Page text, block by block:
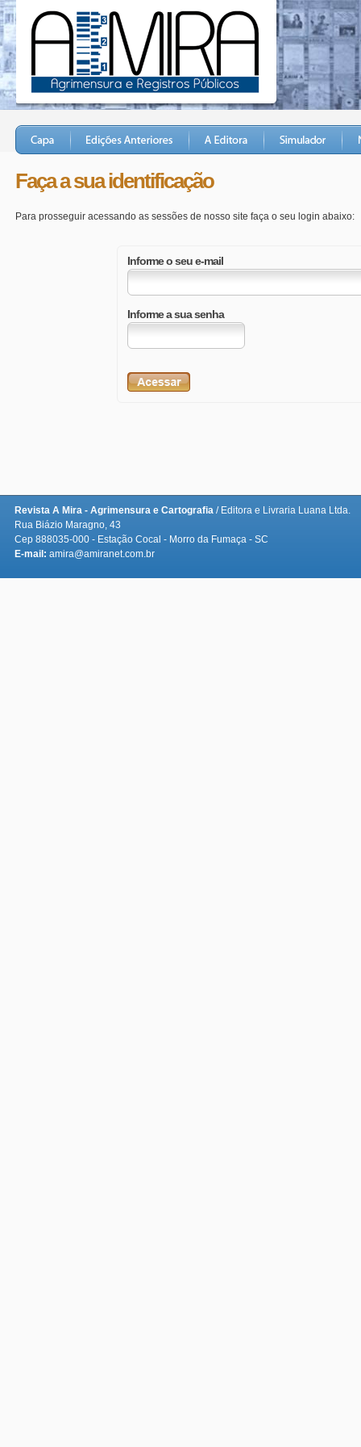
Faça a sua identificação
Para prosseguir acessando as sessões de nosso site faça o seu login abaixo:
Informe o seu e-mail
Informe a sua senha
Revista A Mira - Agrimensura e Cartografia / Editora e Livraria Luana Ltda.
Rua Biázio Maragno, 43
Cep 888035-000 - Estação Cocal - Morro da Fumaça - SC
E-mail: amira@amiranet.com.br